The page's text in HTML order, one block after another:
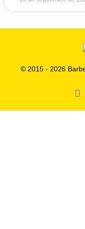
© 2015 - 2026